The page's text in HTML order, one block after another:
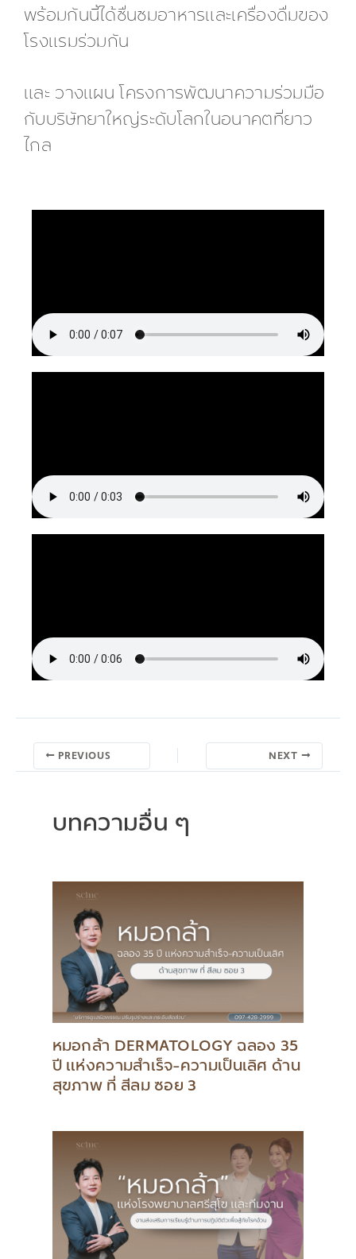
พร้อมกันนี้ได้ชื่นชมอาหารและเครื่องดื่มของ
โรงแรมร่วมกัน
และ วางแผน โครงการพัฒนาความร่วมมือ
กับบริษัทยาใหญ่ระดับโลกในอนาคตที่ยาว
ไกล
PREVIOUS NEXT
บทความอื่น ๆ
หมอกล้า DERMATOLOGY ฉลอง 35
ปี แห่งความสำเร็จ-ความเป็นเลิศ ด้าน
สุขภาพ ที่ สีลม ซอย 3